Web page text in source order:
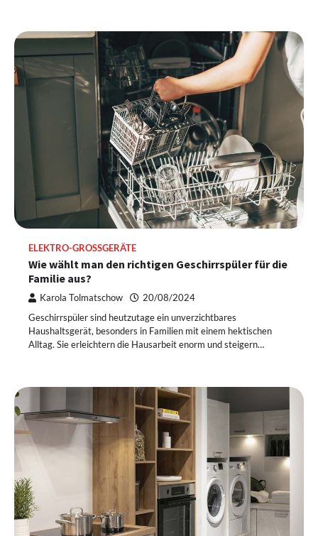
ELEKTRO-GROSSGERÄTE
Wie wählt man den richtigen Geschirrspüler für die
Familie aus?
Karola Tolmatschow 20/08/2024
Geschirrspüler sind heutzutage ein unverzichtbares
Haushaltsgerät, besonders in Familien mit einem hektischen
Alltag. Sie erleichtern die Hausarbeit enorm und steigern…